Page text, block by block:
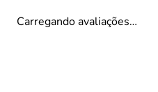
Carregando avaliações…